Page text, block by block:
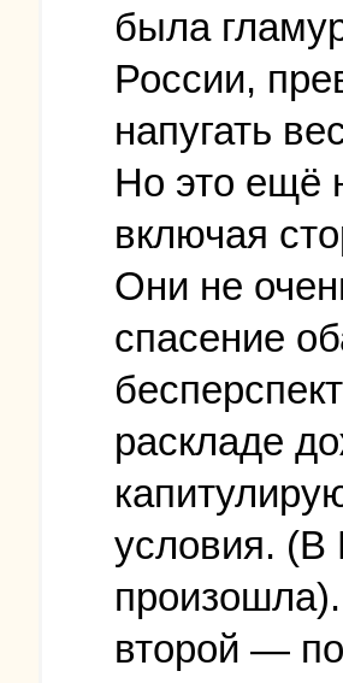
была
России,
напугать
Но это ещё
включая
Они не
спасение
раскладе
условия. (В
второй —